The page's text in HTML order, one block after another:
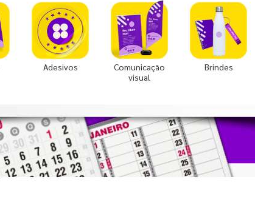
Adesivos
Comunicação
visual
Brindes